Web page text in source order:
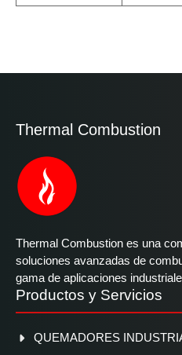
Thermal Combustion
Thermal Combustion es una
soluciones avanzadas de
gama de aplicaciones
Productos y Servicios
QUEMADORES